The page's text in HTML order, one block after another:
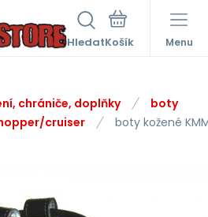
Hledat Menu
chrániče, doplňky
boty
cruiser
boty kožené